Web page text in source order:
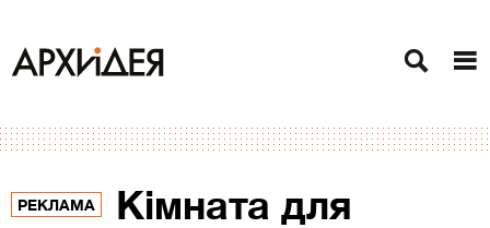
РЕКЛАМА
Кімната для